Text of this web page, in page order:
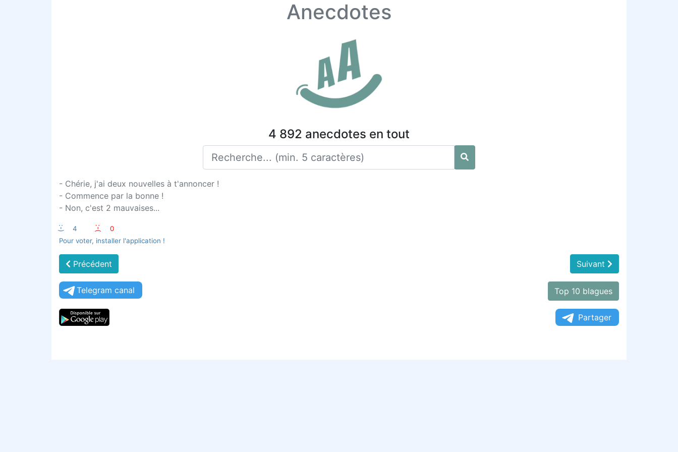
Anecdotes
4 892 anecdotes en tout
- Chérie, j'ai deux nouvelles à t'annoncer !
- Commence par la bonne !
- Non, c'est 2 mauvaises...
:-) 4 :-(
0
Pour voter, installer l'application !
Précédent Suivant
Telegram canal Top 10 blagues
Partager